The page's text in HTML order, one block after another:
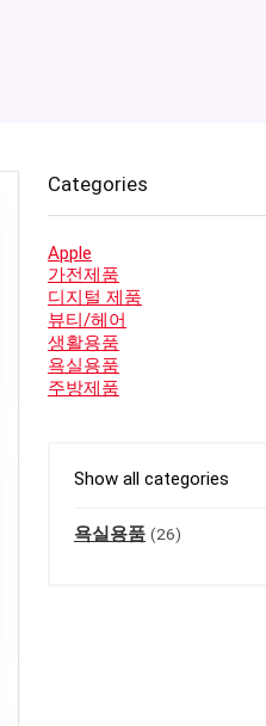
Categories
Apple
가전제품
디지털 제품
뷰티/헤어
생활용품
욕실용품
주방제품
Show all categories
욕실용품 (26)